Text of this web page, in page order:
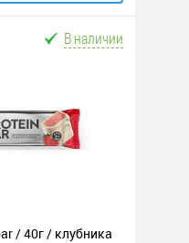
В наличии
/ 40г / клубника